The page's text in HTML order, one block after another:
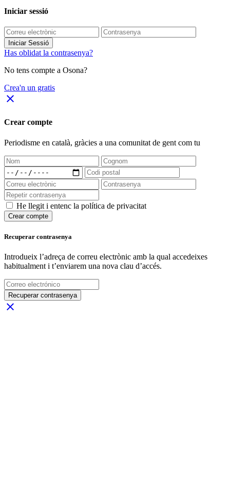
Iniciar sessió
Iniciar Sessió
Has oblidat la contrasenya?
No tens compte a Osona?
Crea'n un gratis
close
Crear compte
Periodisme en català, gràcies a una comunitat de gent com tu
He llegit i entenc la política de privacitat
Crear compte
Recuperar contrasenya
Introdueix l’adreça de correu electrònic amb la qual accedeixes
habitualment i t’enviarem una nova clau d’accés.
Recuperar contrasenya
close